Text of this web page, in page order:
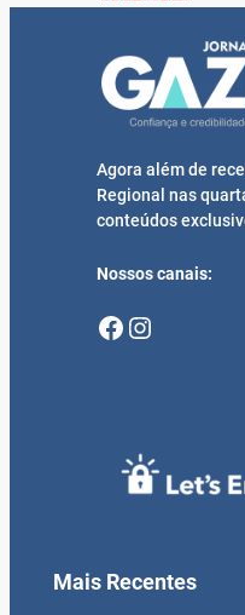
Agora além de
Regional nas
conteúdos
Nossos canais:
Facebook Instagram
Mais Recentes